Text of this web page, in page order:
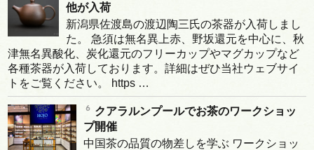
他が入荷
新潟県佐渡島の渡辺陶三氏の茶器が入荷しまし
た。 急須は無名異上赤、野坂還元を中心に、秋
津無名異酸化、炭化還元のフリーカップやマグカップなど
各種茶器が入荷しております。詳細はぜひ当社ウェブサイ
トをご覧ください。 https …
クアラルンプールでお茶のワークショッ
プ開催
中国茶の品質の物差しを学ぶ ワークショッ